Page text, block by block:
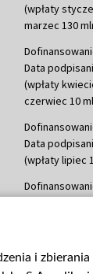
(wpłaty
marzec 130
Data
(wpłaty
czerwiec 10
Data
(wpłaty lipiec
Data
i